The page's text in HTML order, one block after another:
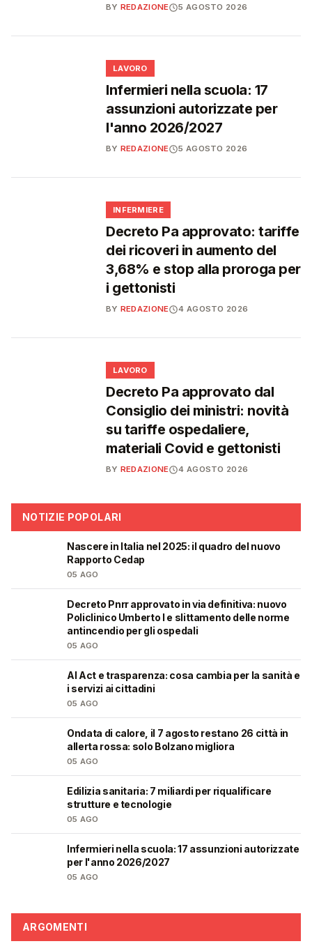
BY REDAZIONE 5 AGOSTO 2026
LAVORO
Infermieri nella scuola: 17
assunzioni autorizzate per
l'anno 2026/2027
BY REDAZIONE 5 AGOSTO 2026
INFERMIERE
Decreto Pa approvato: tariffe
dei ricoveri in aumento del
3,68% e stop alla proroga per
i gettonisti
BY REDAZIONE 4 AGOSTO 2026
LAVORO
Decreto Pa approvato dal
Consiglio dei ministri: novità
su tariffe ospedaliere,
materiali Covid e gettonisti
BY REDAZIONE 4 AGOSTO 2026
NOTIZIE POPOLARI
Nascere in Italia nel 2025: il quadro del nuovo
Rapporto Cedap
05 AGO
Decreto Pnrr approvato in via definitiva: nuovo
Policlinico Umberto I e slittamento delle norme
antincendio per gli ospedali
05 AGO
AI Act e trasparenza: cosa cambia per la sanità e
i servizi ai cittadini
05 AGO
Ondata di calore, il 7 agosto restano 26 città in
allerta rossa: solo Bolzano migliora
05 AGO
Edilizia sanitaria: 7 miliardi per riqualificare
strutture e tecnologie
05 AGO
Infermieri nella scuola: 17 assunzioni autorizzate
per l'anno 2026/2027
05 AGO
ARGOMENTI